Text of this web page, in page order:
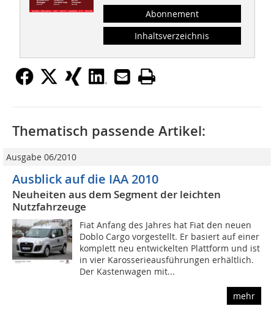
Abonnement
Inhaltsverzeichnis
Thematisch passende Artikel:
Ausgabe 06/2010
Ausblick auf die IAA 2010
Neuheiten aus dem Segment der leichten
Nutzfahrzeuge
Fiat Anfang des Jahres hat Fiat den neuen
Doblo Cargo vorgestellt. Er basiert auf einer
komplett neu entwickelten Plattform und ist
in vier Karosserieausführungen erhältlich.
Der Kastenwagen mit...
mehr